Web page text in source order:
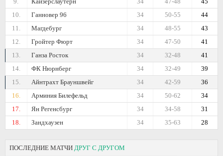
10.
Ганновер 96 44
50-55
34
11.
Магдебург 43
48-55
34
12.
Гройтер Фюрт 41
47-50
34
13.
Ганза Росток 41
32-48
34
14.
ФК Нюрнберг 39
32-49
34
15.
Айнтрахт Брауншвейг 36
42-59
34
16.
Арминия Билефельд 34
50-62
34
17.
Ян Регенсбург 31
34-58
34
18.
Зандхаузен 28
35-63
34
ПОСЛЕДНИЕ МАТЧИ ДРУГ С ДРУГОМ